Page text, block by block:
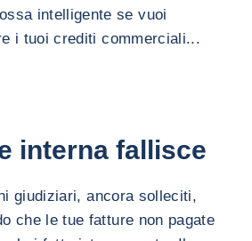
intelligente se vuoi
i tuoi crediti commerciali...
interna fallisce
giudiziari, ancora solleciti,
che le tue fatture non pagate